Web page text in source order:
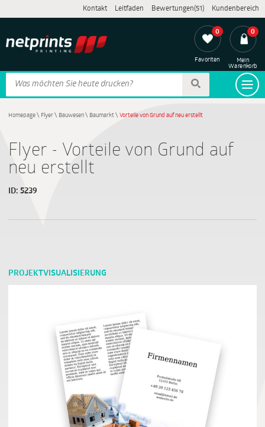
Kontakt Leitfaden Bewertungen(51) Kundenbereich
0
Favoriten
0
Mein
Warenkorb
Homepage\ Flyer\ Bauwesen\ Baumarkt\ Vorteile von Grund auf neu erstellt
Flyer - Vorteile von Grund auf
neu erstellt
ID: 5239
PROJEKTVISUALISIERUNG